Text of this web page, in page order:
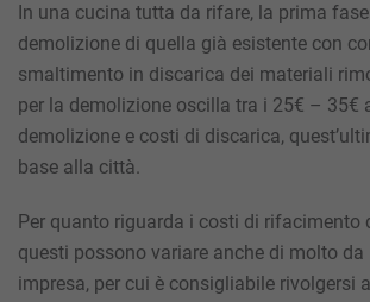
In una cucina tutta da rifare, la prima
demolizione di quella già esistente con
smaltimento in discarica dei materiali
per la demolizione oscilla tra i 25€ – 35€
demolizione e costi di discarica,
base alla città.
Per quanto riguarda i costi di rifacimento
questi possono variare anche di molto da
impresa, per cui è consigliabile rivolgersi